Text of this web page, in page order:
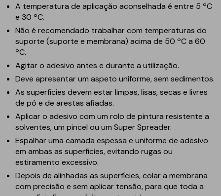
A temperatura de aplicação aconselhada é entre 5 ºC
e 30 ºC.
Não é recomendado trabalhar com temperaturas do
suporte (suporte e membrana) acima de 50 ºC a 60
ºC.
Agitar o adesivo antes e durante a utilização.
Deve apresentar um aspeto uniforme, sem sedimentos.
As superfícies devem estar limpas, lisas, secas e livres
de pó e de arestas afiadas.
Aplicar o adesivo com um rolo de pintura resistente a
solventes, um pincel ou um Super Spreader.
Espalhar uma camada espessa e uniforme de adesivo
em ambas as superfícies, evitando rugas ou
estiramento excessivo.
Depois de alinhadas as superfícies, colar a membrana
com precisão e sem aplicar tensão, para que toda a